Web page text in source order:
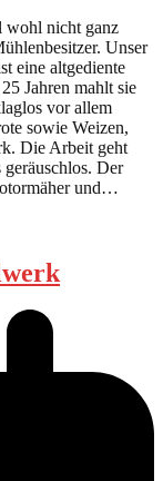
wohl nicht ganz
Unser
eine altgediente
Jahren mahlt sie
vor allem
sowie Weizen,
Die Arbeit geht
Der
und…